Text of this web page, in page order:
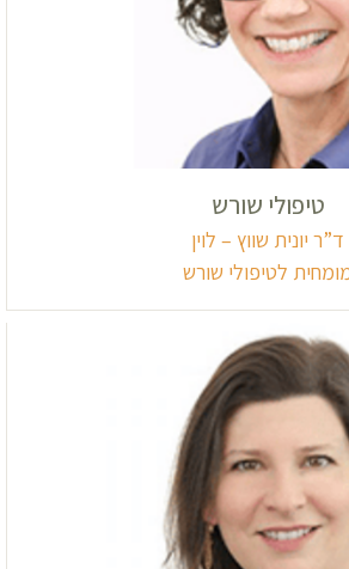
טיפולי שורש
ד”ר יונית שווץ – לוין
לטיפולי שורש